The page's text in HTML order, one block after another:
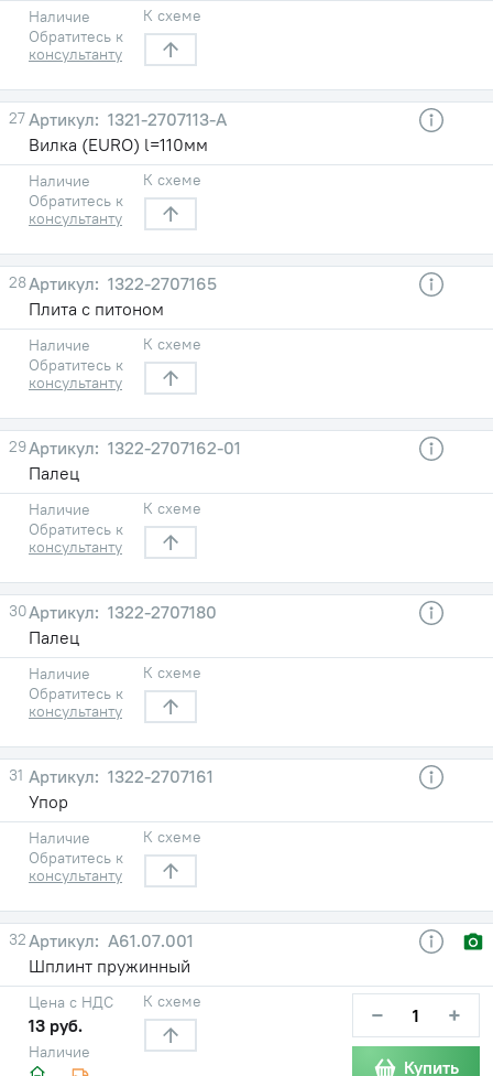
Наличие
Обратитесь к
консультанту
К схеме
27
1321-2707113-А
Вилка (EURO) l=110мм
Наличие
Обратитесь к
консультанту
К схеме
28
1322-2707165
Плита с питоном
Наличие
Обратитесь к
консультанту
К схеме
29
1322-2707162-01
Палец
Наличие
Обратитесь к
консультанту
К схеме
30
1322-2707180
Палец
Наличие
Обратитесь к
консультанту
К схеме
31
1322-2707161
Упор
Наличие
Обратитесь к
консультанту
К схеме
32
А61.07.001
Шплинт пружинный
Наличие
Цена с НДС
13 руб.
К схеме − +
Купить